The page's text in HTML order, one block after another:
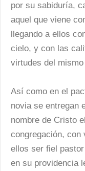
por su sabiduría,
aquel que viene
llegando a ellos
cielo, y con las
virtudes del
Así como en el
novia se entregan
nombre de Cristo
congregación, con
ellos ser fiel
en su providencia